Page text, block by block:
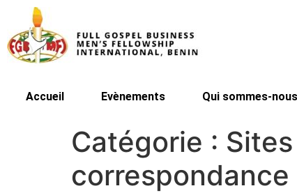
Accueil Evènements Qui sommes-nous
Catégorie :